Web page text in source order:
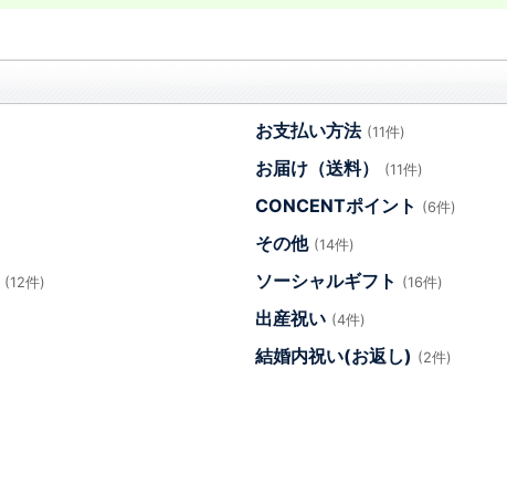
お支払い方法 (11件)
お届け（送料） (11件)
CONCENTポイント (6件)
その他 (14件)
(12件) ソーシャルギフト (16件)
出産祝い (4件)
結婚内祝い(お返し) (2件)